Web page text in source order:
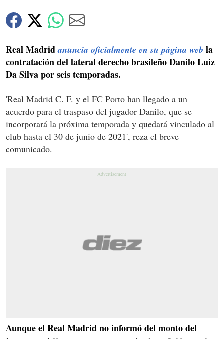
Real Madridanuncia oficialmente en su página web la
contratación del lateral derecho brasileño Danilo Luiz
Da Silva por seis temporadas.
'Real Madrid C. F. y el FC Porto han llegado a un
acuerdo para el traspaso del jugador Danilo, que se
incorporará la próxima temporada y quedará vinculado al
club hasta el 30 de junio de 2021', reza el breve
comunicado.
Aunque el Real Madrid no informó del monto del